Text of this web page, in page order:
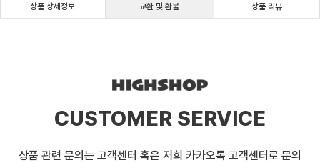
상품 상세정보 교환 및 환불 상품 리뷰
CUSTOMER SERVICE
상품 관련 문의는 고객센터 혹은 저희 카카오톡 고객센터로 문의